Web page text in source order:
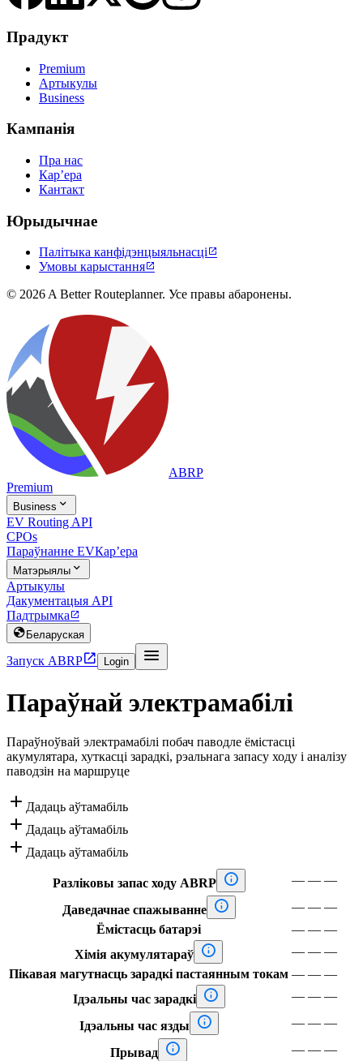
Прадукт
Premium
Артыкулы
Business
Кампанія
Пра нас
Карʼера
Кантакт
Юрыдычнае
Палітыка канфідэнцыяльнасці
Умовы карыстання
© 2026 A Better Routeplanner. Усе правы абаронены.
ABRP
Premium
Business 
EV Routing API
CPOs
Параўнанне EVКарʼера
Матэрыялы 
Артыкулы
Дакументацыя API
Падтрымка
 Беларуская
Запуск ABRP Login 
Параўнай электрамабілі
Параўноўвай электрамабілі побач паводле ёмістасці
акумулятара, хуткасці зарадкі, рэальнага запасу ходу і аналізу
паводзін на маршруце
 Дадаць аўтамабіль
 Дадаць аўтамабіль
 Дадаць аўтамабіль
Разліковы запас ходу ABRP  — — —
Даведачнае спажыванне  — — —
Ёмістасць батарэі
— — —
Хімія акумулятараў  — — —
Пікавая магутнасць зарадкі пастаянным токам — — —
Ідэальны час зарадкі
 — — —
Ідэальны час язды  — — —
Прывад  — — —